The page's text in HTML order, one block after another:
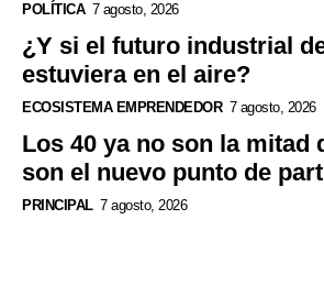
POLÍTICA 7 agosto, 2026
¿Y si el futuro industrial
estuviera en el aire?
ECOSISTEMA EMPRENDEDOR 7 agosto, 2026
Los 40 ya no son la mitad
son el nuevo punto de
PRINCIPAL 7 agosto, 2026